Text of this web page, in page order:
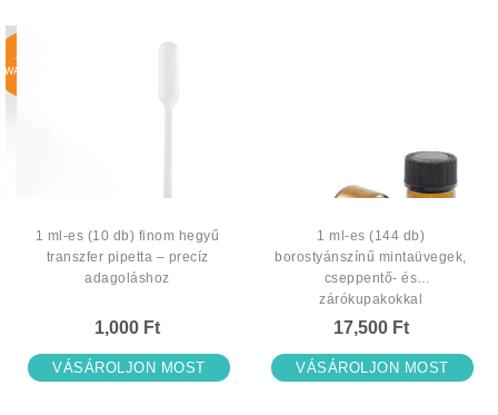
WAITLIST
1 ml-es (10 db) finom hegyű
transzfer pipetta – precíz
adagoláshoz
1,000 Ft
VÁSÁROLJON MOST
1 ml-es (144 db)
borostyánszínű mintaüvegek,
cseppentő- és
zárókupakokkal
17,500 Ft
VÁSÁROLJON MOST